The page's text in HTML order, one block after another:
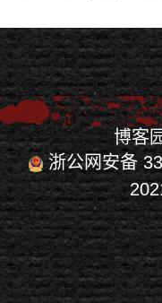
博客
浙公网安备